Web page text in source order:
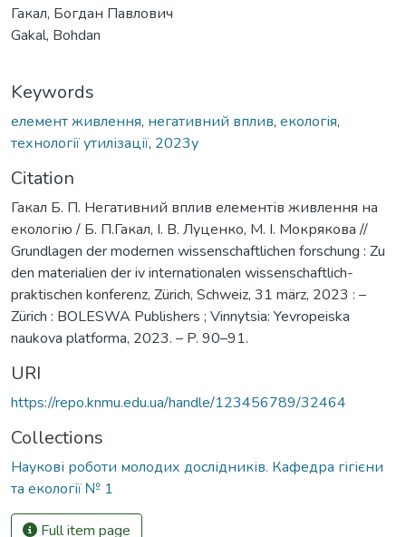
Гакал, Богдан Павлович
Gakal, Bohdan
Keywords
елемент живлення, негативний вплив, екологія,
технології утилізації, 2023у
Citation
Гакал Б. П. Негативний вплив елементів живлення на
екологію / Б. П.Гакал, І. В. Луценко, М. І. Мокрякова //
Grundlagen der modernen wissenschaftlichen forschung : Zu
den materialien der iv internationalen wissenschaftlich-
praktischen konferenz, Zürich, Schweiz, 31 märz, 2023 : –
Zürich : BOLESWA Publishers ; Vinnytsia: Yevropeiska
naukova platforma, 2023. – P. 90–91.
URI
https://repo.knmu.edu.ua/handle/123456789/32464
Collections
Наукові роботи молодих дослідників. Кафедра гігієни
та екології № 1
Full item page